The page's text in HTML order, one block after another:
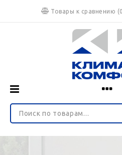
Товары к сравнению (0
Войти
О нас
НЕ ЯВЛЯЕТСЯ
Доставка и оплата